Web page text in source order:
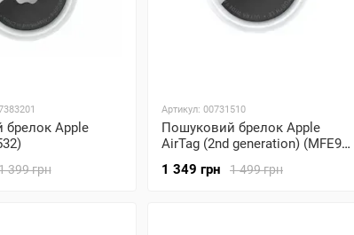
Apple
399 грн
Артикул: 00731510
Пошуковий брелок Apple
AirTag (2nd generation) (MFE94)
1 499 грн
1 349 грн